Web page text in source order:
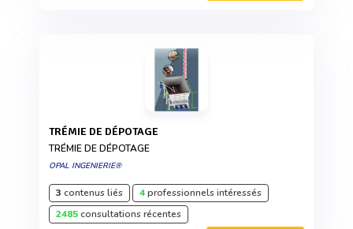
TRÉMIE DE DÉPOTAGE
TRÉMIE DE DÉPOTAGE
OPAL INGENIERIE®
3 contenus liés 4professionnels intéressés
2485consultations récentes